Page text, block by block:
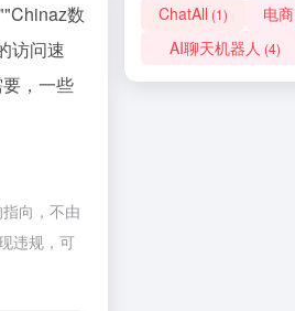
Chinaz数
访问速
，一些
向，不由
违规，可
ChatAll (1) 电商
AI聊天机器人 (4)